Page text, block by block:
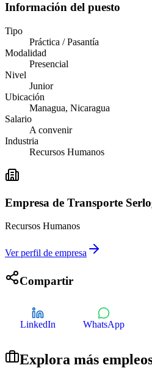
Información del puesto
Tipo
Práctica / Pasantía
Modalidad
Presencial
Nivel
Junior
Ubicación
Managua, Nicaragua
Salario
A convenir
Industria
Recursos Humanos
Empresa de Transporte
Recursos Humanos
Ver perfil de empresa
Compartir
LinkedIn WhatsApp
Explora más